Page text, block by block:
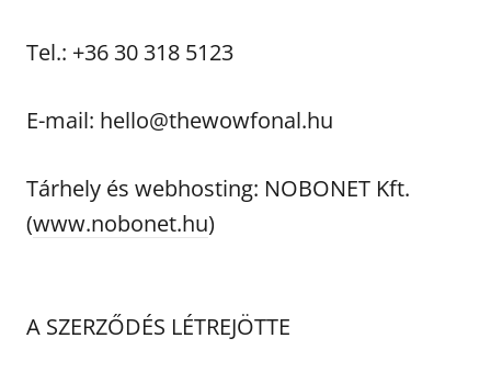
Tel.: +36 30 318 5123
E-mail: hello@thewowfonal.hu
Tárhely és webhosting: NOBONET Kft.
(www.nobonet.hu)
A SZERZŐDÉS LÉTREJÖTTE